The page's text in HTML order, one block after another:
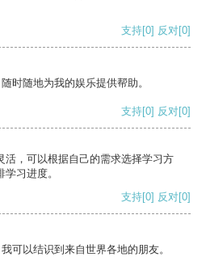
支持[0] 反对[0]
时随地为我的娱乐提供帮助。
支持[0] 反对[0]
活，可以根据自己的需求选择学习方
习进度。
支持[0] 反对[0]
可以结识到来自世界各地的朋友。